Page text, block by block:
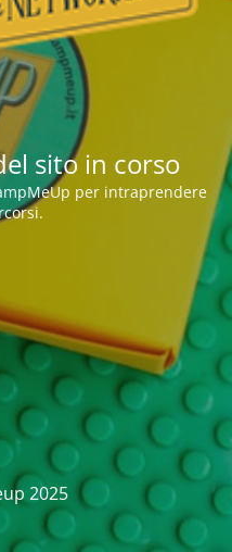
sito in corso
per intraprendere
2025